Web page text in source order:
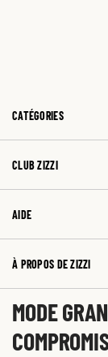
CATÉGORIES
CLUB ZIZZI
AIDE
À PROPOS DE ZIZZI
MODE